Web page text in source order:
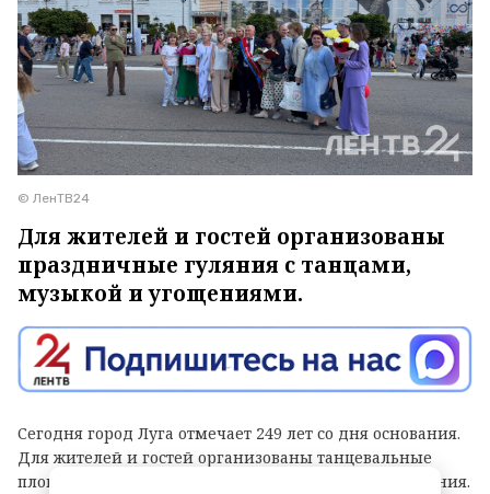
© ЛенТВ24
Для жителей и гостей организованы
праздничные гуляния с танцами,
музыкой и угощениями.
Сегодня город Луга отмечает 249 лет со дня основания.
Для жителей и гостей организованы танцевальные
площадки, выступления духовых оркестров и угощения.